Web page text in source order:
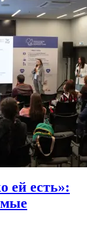
ей есть»: